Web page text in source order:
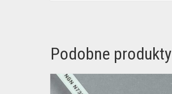
Podobne produkty